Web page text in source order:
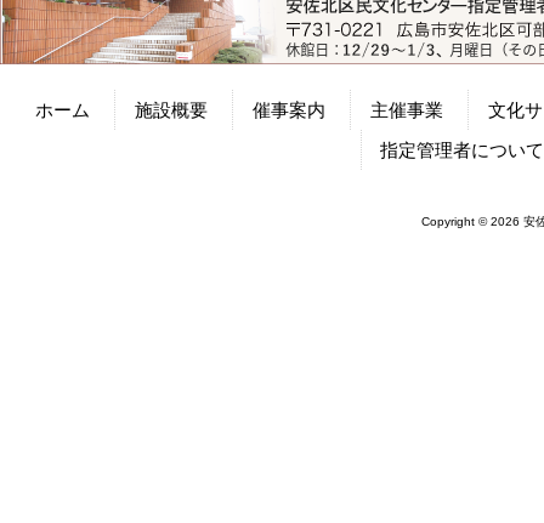
ホーム 施設概要 催事案内 主催事業
文化
指定管理者について
Copyright © 2026 安